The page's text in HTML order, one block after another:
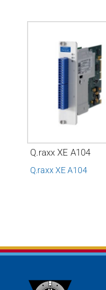
Q.raxx XE A104
Q.raxx XE A104